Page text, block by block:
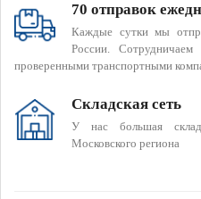
70 отправок
Каждые сутки мы
России.
проверенными транспортными
Складская сеть
У нас большая
Московского региона